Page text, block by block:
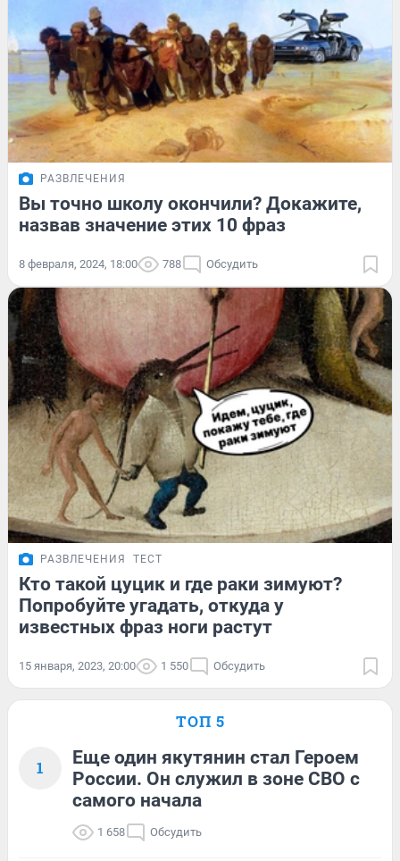
РАЗВЛЕЧЕНИЯ
Вы точно школу окончили? Докажите,
назвав значение этих 10 фраз
8 февраля, 2024, 18:00 788 Обсудить
РАЗВЛЕЧЕНИЯ ТЕСТ
Кто такой цуцик и где раки зимуют?
Попробуйте угадать, откуда у
известных фраз ноги растут
15 января, 2023, 20:00 1 550 Обсудить
ТОП 5
1
Еще один якутянин стал Героем
России. Он служил в зоне СВО с
самого начала
1 658 Обсудить